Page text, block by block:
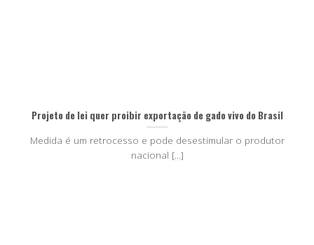
Projeto de lei quer proibir exportação de gado vivo do Brasil
Medida é um retrocesso e pode desestimular o produtor
nacional [...]